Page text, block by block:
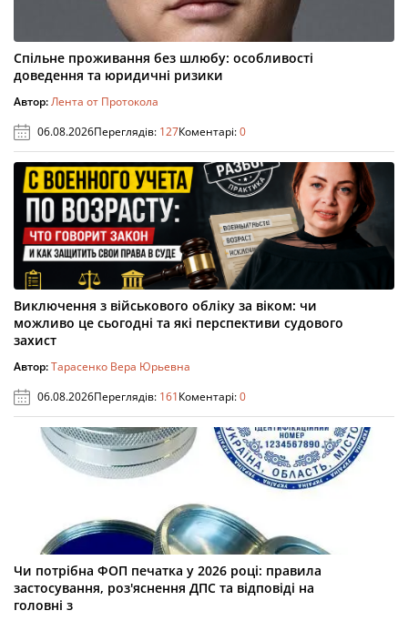
Спільне проживання без шлюбу: особливості
доведення та юридичні ризики
Автор:Лента от Протокола
06.08.2026Переглядів: 127Коментарі:0
Виключення з військового обліку за віком: чи
можливо це сьогодні та які перспективи судового
захист
Автор:Тарасенко Вера Юрьевна
06.08.2026Переглядів: 161Коментарі:0
Чи потрібна ФОП печатка у 2026 році: правила
застосування, роз'яснення ДПС та відповіді на
головні з